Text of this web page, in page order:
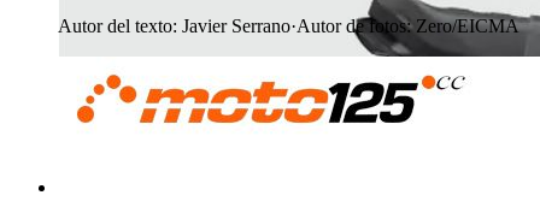
Autor del texto: Javier Serrano·Autor de fotos: Zero/EICMA